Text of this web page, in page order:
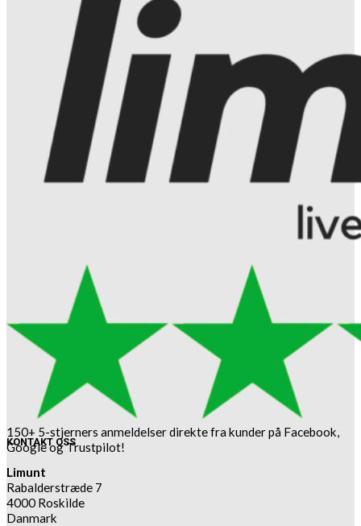
150+ 5-stjerners anmeldelser direkte fra kunder på Facebook,
Google og Trustpilot!
KONTAKT OSS
Limunt
Rabalderstræde 7
4000 Roskilde
Danmark